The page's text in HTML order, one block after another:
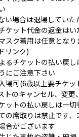
い場合は退場していた
ケット代金の返金はい
スク着用は任意となり
リンク)
るチケットの払い戻し
にご注意下さい
場可(6歳以上要チケッ
トのキャンセル、変更
ットの払い戻しは一切
の席取りは禁止です、
合がございます